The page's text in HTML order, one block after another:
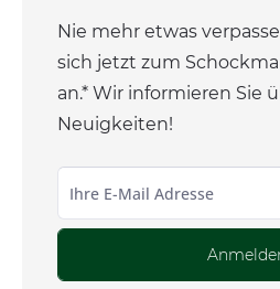
Nie mehr etwas
sich jetzt zum
an.* Wir informieren Sie
Neuigkeiten!